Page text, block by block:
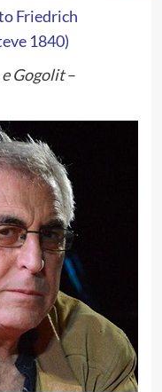
Friedrich
1840)
e Gogolit–